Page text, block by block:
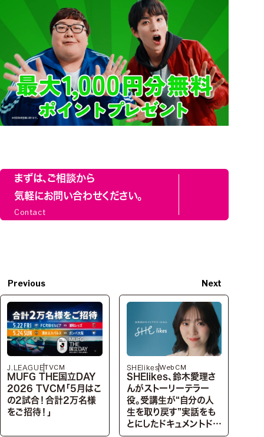
まずは、ご相談から
気軽にお問い合わせください。
Contact
Previous
J.LEAGUETVCM
MUFG THE国立DAY
2026 TVCM「5月はこ
の2試合！合計2万名様
をご招待！」
Next
SHElikesWebCM
SHElikes、鈴木愛理さ
んがストーリーテラー
役。受講生が“自分の人
生を取り戻す”実話をも
とにしたドキュメントドラ